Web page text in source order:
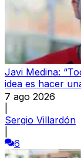
Javi Medina:
idea es hacer
7 ago 2026
Sergio Villardón
6